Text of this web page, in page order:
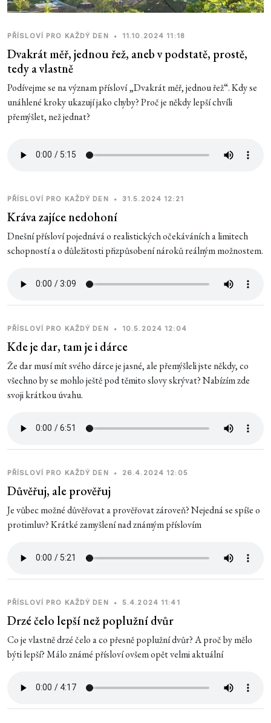
PŘÍSLOVÍ PRO KAŽDÝ DEN • 11.10.2024 11:18
Dvakrát měř, jednou řež, aneb v podstatě, prostě,
tedy a vlastně
Podívejme se na význam přísloví „Dvakrát měř, jednou řež“. Kdy se
unáhlené kroky ukazují jako chyby? Proč je někdy lepší chvíli
přemýšlet, než jednat?
PŘÍSLOVÍ PRO KAŽDÝ DEN • 31.5.2024 12:21
Kráva zajíce nedohoní
Dnešní přísloví pojednává o realistických očekáváních a limitech
schopností a o důležitosti přizpůsobení nároků reálným možnostem.
PŘÍSLOVÍ PRO KAŽDÝ DEN • 10.5.2024 12:04
Kde je dar, tam je i dárce
Že dar musí mít svého dárce je jasné, ale přemýšleli jste někdy, co
všechno by se mohlo ještě pod těmito slovy skrývat? Nabízím zde
svoji krátkou úvahu.
PŘÍSLOVÍ PRO KAŽDÝ DEN • 26.4.2024 12:05
Důvěřuj, ale prověřuj
Je vůbec možné důvěřovat a prověřovat zároveň? Nejedná se spíše o
protimluv? Krátké zamyšlení nad známým příslovím
PŘÍSLOVÍ PRO KAŽDÝ DEN • 5.4.2024 11:41
Drzé čelo lepší než poplužní dvůr
Co je vlastně drzé čelo a co přesně poplužní dvůr? A proč by mělo
býti lepší? Málo známé přísloví ovšem opět velmi aktuální